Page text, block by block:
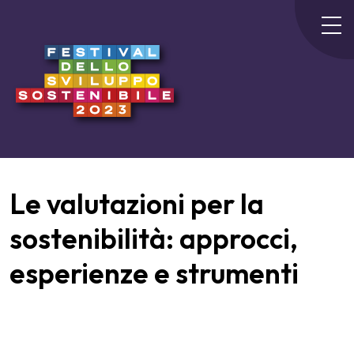
Le valutazioni per la
sostenibilità: approcci,
esperienze e strumenti